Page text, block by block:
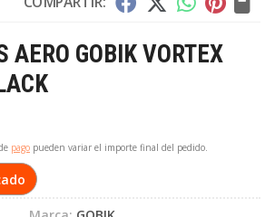
AERO GOBIK VORTEX
pago pueden variar el importe final del pedido.